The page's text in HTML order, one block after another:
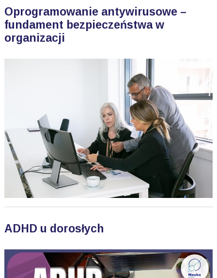
Oprogramowanie antywirusowe –
fundament bezpieczeństwa w
organizacji
ADHD u dorosłych